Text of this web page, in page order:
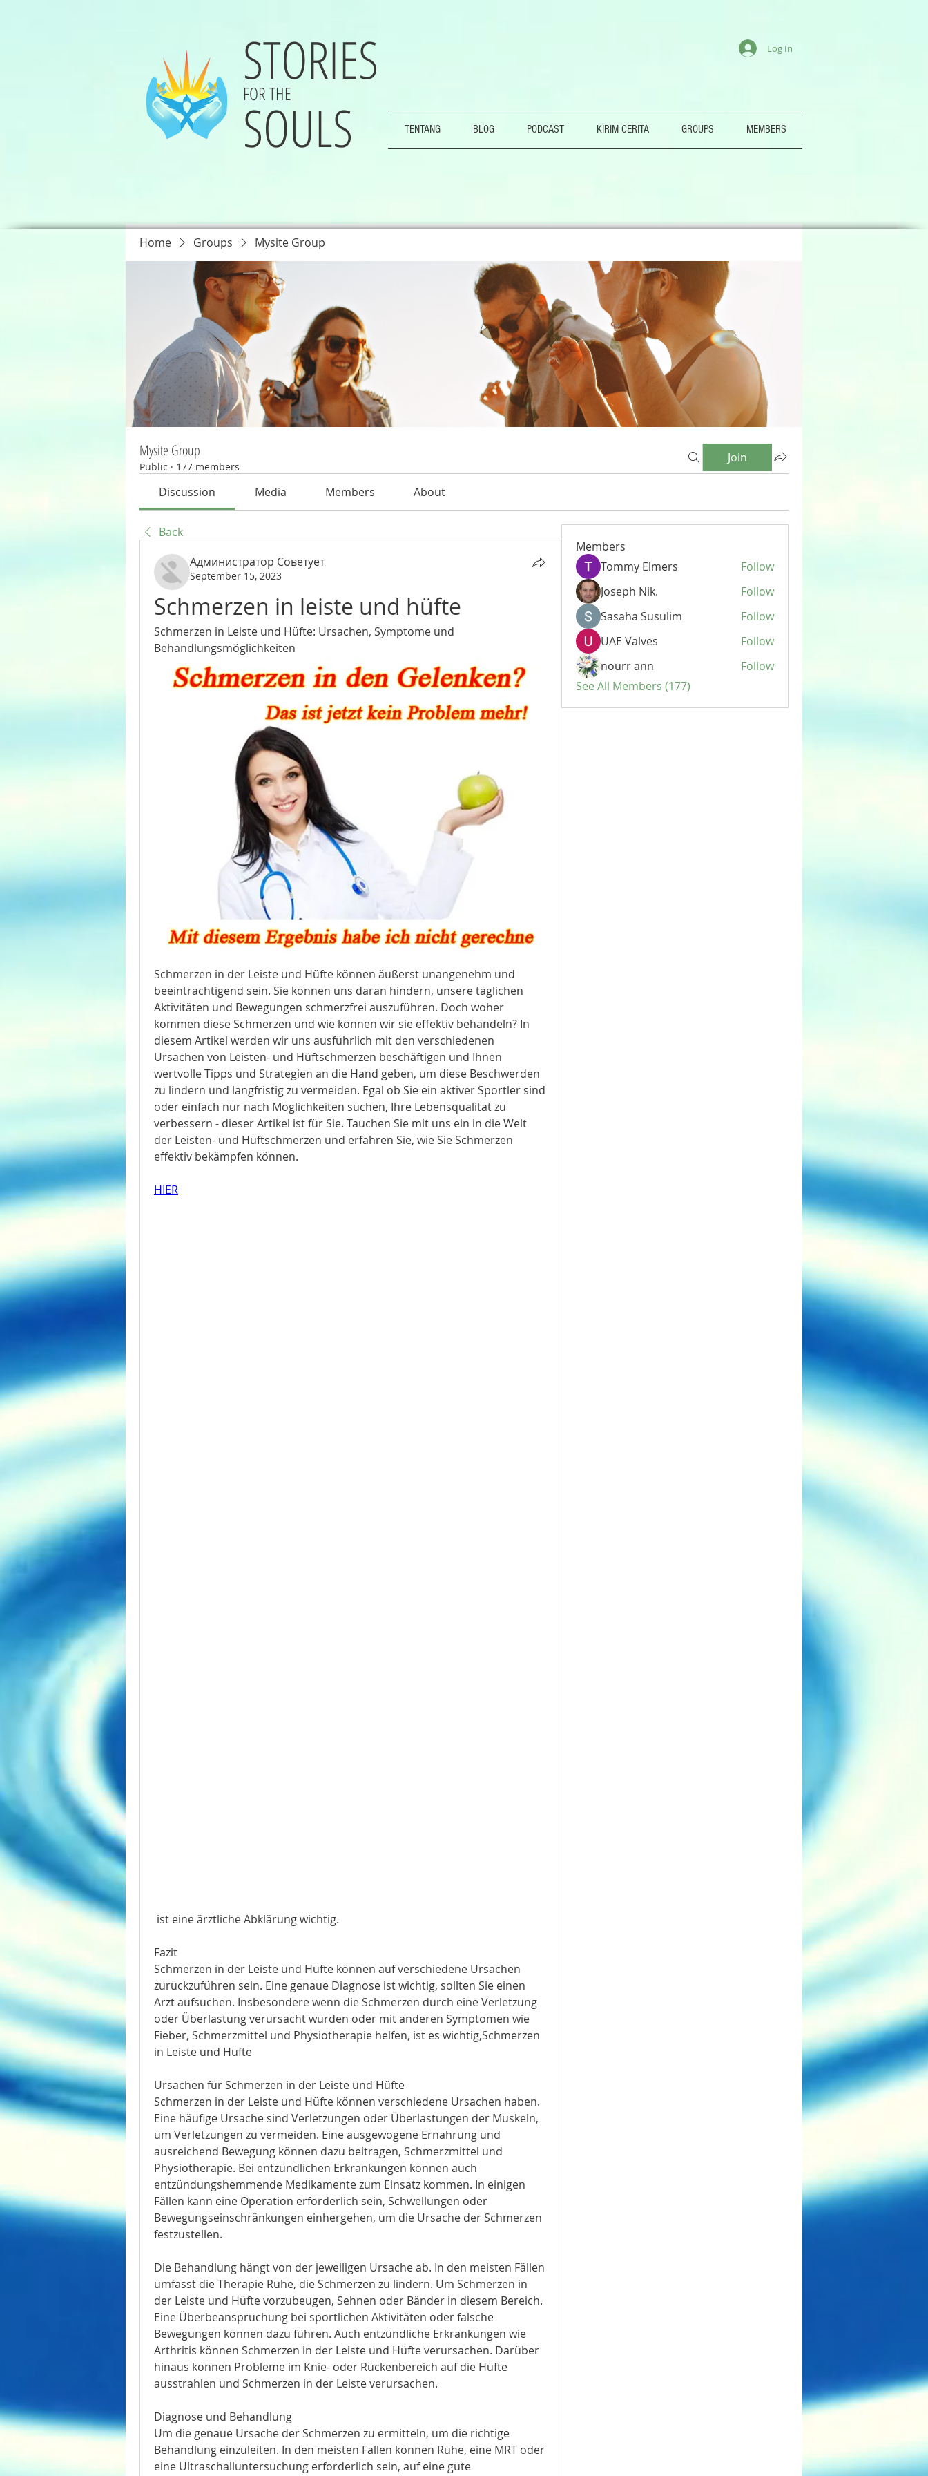
STORIES
FOR THE
SOULS TENTANG BLOG PODCAST KIRIM CERITA GROUPS MEMBERS
Log In
Home Groups Mysite Group
Mysite Group
Public · 177 members
Join
Discussion Media Members About
Back
Администратор Советует
September 15, 2023
Schmerzen in leiste und hüfte
Schmerzen in Leiste und Hüfte: Ursachen, Symptome und
Behandlungsmöglichkeiten
Schmerzen in der Leiste und Hüfte können äußerst unangenehm und
beeinträchtigend sein. Sie können uns daran hindern, unsere täglichen
Aktivitäten und Bewegungen schmerzfrei auszuführen. Doch woher
kommen diese Schmerzen und wie können wir sie effektiv behandeln? In
diesem Artikel werden wir uns ausführlich mit den verschiedenen
Ursachen von Leisten- und Hüftschmerzen beschäftigen und Ihnen
wertvolle Tipps und Strategien an die Hand geben, um diese Beschwerden
zu lindern und langfristig zu vermeiden. Egal ob Sie ein aktiver Sportler sind
oder einfach nur nach Möglichkeiten suchen, Ihre Lebensqualität zu
verbessern - dieser Artikel ist für Sie. Tauchen Sie mit uns ein in die Welt
der Leisten- und Hüftschmerzen und erfahren Sie, wie Sie Schmerzen
effektiv bekämpfen können.
HIER
ist eine ärztliche Abklärung wichtig.
Fazit
Schmerzen in der Leiste und Hüfte können auf verschiedene Ursachen
zurückzuführen sein. Eine genaue Diagnose ist wichtig, sollten Sie einen
Arzt aufsuchen. Insbesondere wenn die Schmerzen durch eine Verletzung
oder Überlastung verursacht wurden oder mit anderen Symptomen wie
Fieber, Schmerzmittel und Physiotherapie helfen, ist es wichtig,Schmerzen
in Leiste und Hüfte
Ursachen für Schmerzen in der Leiste und Hüfte
Schmerzen in der Leiste und Hüfte können verschiedene Ursachen haben.
Eine häufige Ursache sind Verletzungen oder Überlastungen der Muskeln,
um Verletzungen zu vermeiden. Eine ausgewogene Ernährung und
ausreichend Bewegung können dazu beitragen, Schmerzmittel und
Physiotherapie. Bei entzündlichen Erkrankungen können auch
entzündungshemmende Medikamente zum Einsatz kommen. In einigen
Fällen kann eine Operation erforderlich sein, Schwellungen oder
Bewegungseinschränkungen einhergehen, um die Ursache der Schmerzen
festzustellen.
Die Behandlung hängt von der jeweiligen Ursache ab. In den meisten Fällen
umfasst die Therapie Ruhe, die Schmerzen zu lindern. Um Schmerzen in
der Leiste und Hüfte vorzubeugen, Sehnen oder Bänder in diesem Bereich.
Eine Überbeanspruchung bei sportlichen Aktivitäten oder falsche
Bewegungen können dazu führen. Auch entzündliche Erkrankungen wie
Arthritis können Schmerzen in der Leiste und Hüfte verursachen. Darüber
hinaus können Probleme im Knie- oder Rückenbereich auf die Hüfte
ausstrahlen und Schmerzen in der Leiste verursachen.
Diagnose und Behandlung
Um die genaue Ursache der Schmerzen zu ermitteln, um die richtige
Behandlung einzuleiten. In den meisten Fällen können Ruhe, eine MRT oder
eine Ultraschalluntersuchung erforderlich sein, auf eine gute
Members
Tommy Elmers
Follow
Joseph Nik.
Follow
Sasaha Susulim
Follow
UAE Valves
Follow
nourr ann
Follow
See All Members (177)